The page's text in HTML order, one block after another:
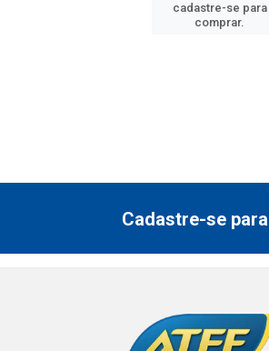
cadastre-se para
comprar.
Cadastre-se